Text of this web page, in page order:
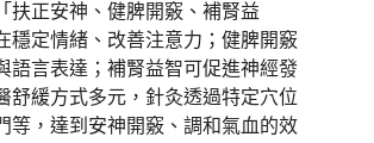
扶正安神、健脾開竅、補腎益
穩定情緒、改善注意力；健脾開竅
語言表達；補腎益智可促進神經發
舒緩方式多元，針灸透過特定穴位
等，達到安神開竅、調和氣血的效